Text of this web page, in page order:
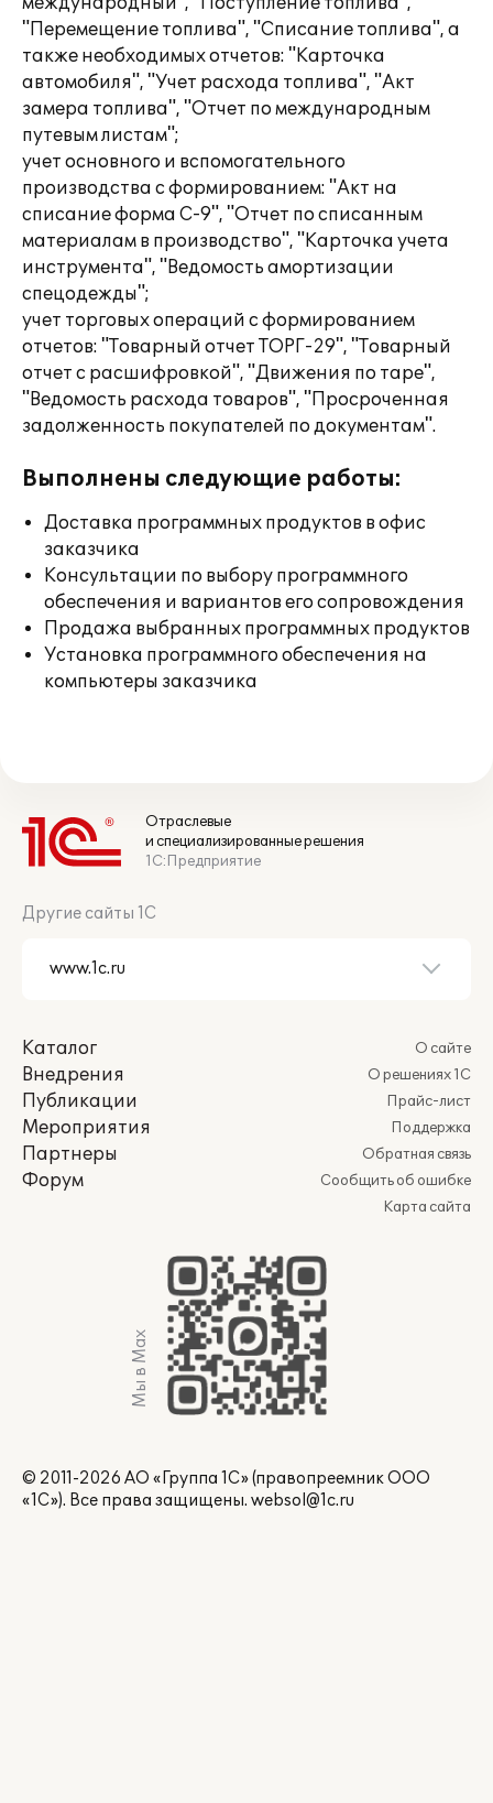
"Перемещение топлива", "Списание топлива", а
также необходимых отчетов: "Карточка
автомобиля", "Учет расхода топлива", "Акт
замера топлива", "Отчет по международным
путевым листам";
учет основного и вспомогательного
производства с формированием: "Акт на
списание форма С-9", "Отчет по списанным
материалам в производство", "Карточка учета
инструмента", "Ведомость амортизации
спецодежды";
учет торговых операций с формированием
отчетов: "Товарный отчет ТОРГ-29", "Товарный
отчет с расшифровкой", "Движения по таре",
"Ведомость расхода товаров", "Просроченная
задолженность покупателей по документам".
Выполнены следующие работы:
Доставка программных продуктов в офис
заказчика
Консультации по выбору программного
обеспечения и вариантов его сопровождения
Продажа выбранных программных продуктов
Установка программного обеспечения на
компьютеры заказчика
Отраслевые
и специализированные решения
1С:Предприятие
Другие сайты 1С
Каталог
Внедрения
Публикации
Мероприятия
Партнеры
Форум
О сайте
О решениях 1С
Прайс-лист
Поддержка
Обратная связь
Сообщить об ошибке
Карта сайта
Мы в Max
© 2011-2026 АО «Группа 1С» (правопреемник ООО
«1С»). Все права защищены. websol@1c.ru